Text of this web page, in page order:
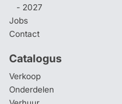
- 2027
Jobs
Contact
Catalogus
Verkoop
Onderdelen